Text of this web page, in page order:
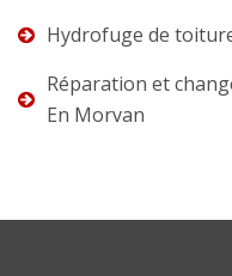
Hydrofuge de
Réparation et
En Morvan